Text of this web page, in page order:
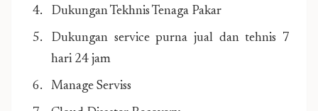
Dukungan Tekhnis Tenaga Pakar
Dukungan service purna jual dan tehnis 7
hari 24 jam
Manage Serviss